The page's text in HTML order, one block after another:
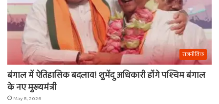
राजनीतिक
बंगाल में ऐतिहासिक बदलाव! शुभेंदु अधिकारी होंगे पश्चिम बंगाल
के नए मुख्यमंत्री
May 8, 2026